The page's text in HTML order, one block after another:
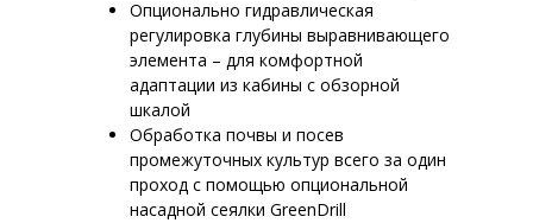
Опционально гидравлическая
регулировка глубины выравнивающего
элемента – для комфортной
адаптации из кабины с обзорной
шкалой
Обработка почвы и посев
промежуточных культур всего за один
проход с помощью опциональной
насадной сеялки GreenDrill